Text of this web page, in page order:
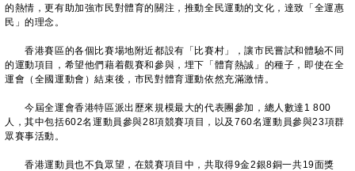
的熱情，更有助加強市民對體育的關注，推動全民運動的文化，達致「全運惠
民」的理念。
香港賽區的各個比賽場地附近都設有「比賽村」，讓市民嘗試和體驗不同
的運動項目，希望他們藉着觀賽和參與，埋下「體育熱誠」的種子，即使在全
運會（全國運動會）結束後，市民對體育運動依然充滿激情。
今屆全運會香港特區派出歷來規模最大的代表團參加，總人數達1 800
人，其中包括602名運動員參與28項競賽項目，以及760名運動員參與23項群
眾賽事活動。
香港運動員也不負眾望，在競賽項目中，共取得9金2銀8銅一共19面獎